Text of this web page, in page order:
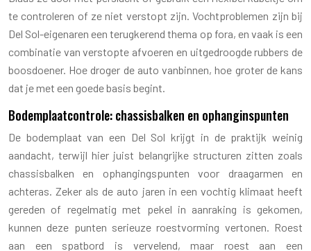
te controleren of ze niet verstopt zijn. Vochtproblemen zijn bij
Del Sol-eigenaren een terugkerend thema op fora, en vaak is een
combinatie van verstopte afvoeren en uitgedroogde rubbers de
boosdoener. Hoe droger de auto vanbinnen, hoe groter de kans
dat je met een goede basis begint.
Bodemplaatcontrole: chassisbalken en ophanginspunten
De bodemplaat van een Del Sol krijgt in de praktijk weinig
aandacht, terwijl hier juist belangrijke structuren zitten zoals
chassisbalken en ophangingspunten voor draagarmen en
achteras. Zeker als de auto jaren in een vochtig klimaat heeft
gereden of regelmatig met pekel in aanraking is gekomen,
kunnen deze punten serieuze roestvorming vertonen. Roest
aan een spatbord is vervelend, maar roest aan een